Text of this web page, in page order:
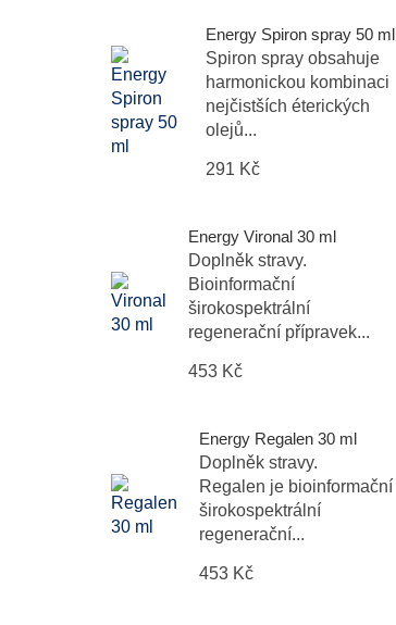
Energy Spiron spray 50 ml
Spiron spray obsahuje
harmonickou kombinaci
nejčistších éterických
olejů...
291 Kč
Energy Vironal 30 ml
Doplněk stravy.
Bioinformační
širokospektrální
regenerační přípravek...
453 Kč
Energy Regalen 30 ml
Doplněk stravy.
Regalen je bioinformační
širokospektrální
regenerační...
453 Kč